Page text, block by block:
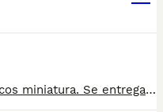
Cachorros York de colores exóticos miniatura. Se entregan vacunados chip pasaporte contrato de garantía sanitaria y la inscripción del pedigre Para visitarnos solo atiendo por teléfono o WhatsApp 612266493